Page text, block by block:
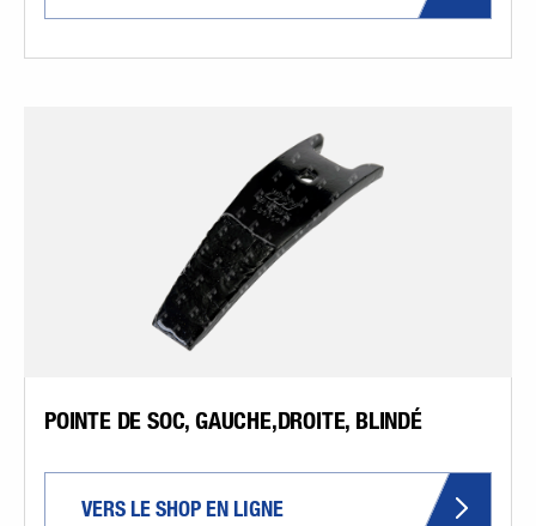
POINTE DE SOC, GAUCHE,DROITE, BLINDÉ
VERS LE SHOP EN LIGNE